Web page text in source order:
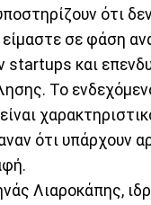
ότι
είμαστε σε φάση
και
Το
ότι υπάρχουν
Λιαροκάπης,